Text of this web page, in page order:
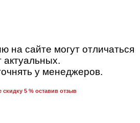
на сайте могут отличаться
актуальных.
у менеджеров.
скидку 5 % оставив отзыв